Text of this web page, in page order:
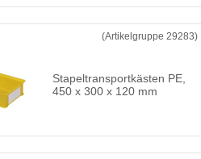
(Artikelgruppe 29283)
Stapeltransportkästen PE,
450 x 300 x 120 mm